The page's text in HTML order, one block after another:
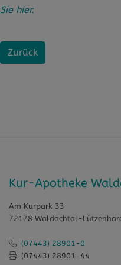
Zurück
Sie hier.
Kur-Apotheke
Am Kurpark 33
72178 Waldachtal-
(07443) 28901-0
(07443) 28901-44